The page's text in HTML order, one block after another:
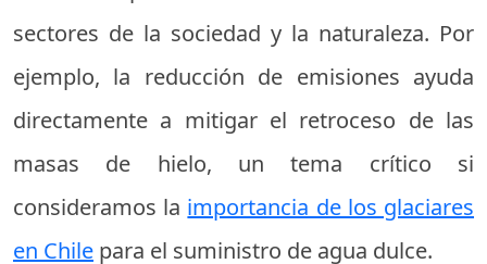
sectores de la sociedad y la naturaleza. Por
ejemplo, la reducción de emisiones ayuda
directamente a mitigar el retroceso de las
masas de hielo, un tema crítico si
consideramos la importancia de los glaciares
en Chile para el suministro de agua dulce.